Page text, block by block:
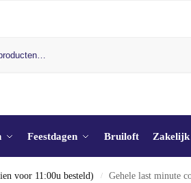
Feestdagen Bruiloft Zakelijk
voor 11:00u besteld) / Gehele last minute